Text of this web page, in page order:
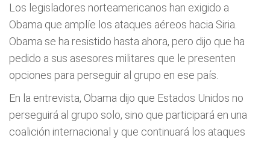
Los legisladores norteamericanos han exigido a
Obama que amplíe los ataques aéreos hacia Siria.
Obama se ha resistido hasta ahora, pero dijo que ha
pedido a sus asesores militares que le presenten
opciones para perseguir al grupo en ese país.
En la entrevista, Obama dijo que Estados Unidos no
perseguirá al grupo solo, sino que participará en una
coalición internacional y que continuará los ataques